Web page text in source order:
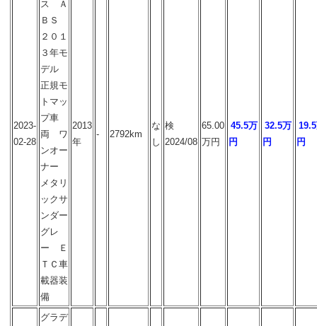
2023-
02-28
ス Ａ
ＢＳ
２０１
３年モ
デル
正規モ
トマッ
プ車
両 ワ
ンオー
ナー
メタリ
ックサ
ンダー
グレ
ー Ｅ
ＴＣ車
載器装
備
2013
年
- 2792km
な
し
検
2024/08
65.00
万円
45.5万
円
32.5万
円
円
グラデ